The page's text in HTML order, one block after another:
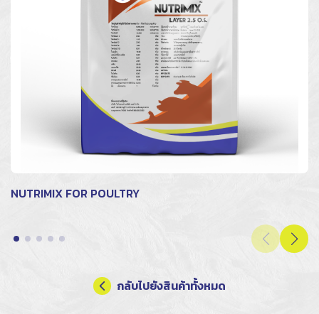
NUTRIMIX FOR POULTRY
กลับไปยังสินค้าทั้งหมด